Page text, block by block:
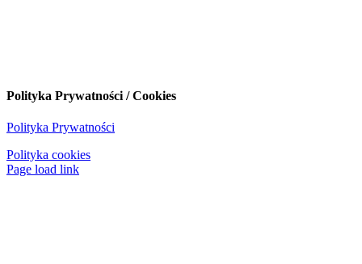
Polityka Prywatności / Cookies
Polityka Prywatności
Polityka cookies
Page load link